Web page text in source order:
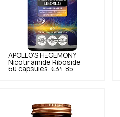
APOLLO'S HEGEMONY
Nicotinamide Riboside
60 capsules. €34,85